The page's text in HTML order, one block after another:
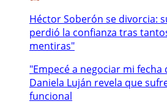
Héctor Soberón se divorcia:
perdió la confianza tras
mentiras"
"Empecé a negociar mi fecha
Daniela Luján revela que
funcional